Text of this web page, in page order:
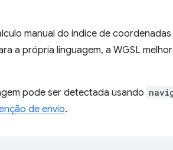
manual do índice de
a própria linguagem, a WGSL
pode ser detectada usando
de envio.